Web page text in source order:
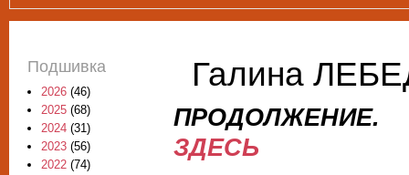
Галина
ЗДЕСЬ
Подшивка
2026 (46)
2025 (68)
2024 (31)
2023 (56)
2022 (74)